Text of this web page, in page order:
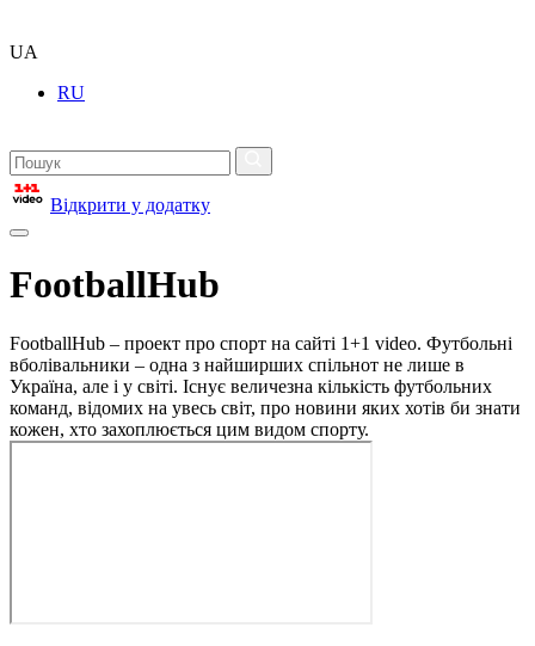
UA
RU
Відкрити у додатку
FootballHub
FootballHub – проект про спорт на сайті 1+1 video. Футбольні
вболівальники – одна з найширших спільнот не лише в
Україна, але і у світі. Існує величезна кількість футбольних
команд, відомих на увесь світ, про новини яких хотів би знати
кожен, хто захоплюється цим видом спорту.